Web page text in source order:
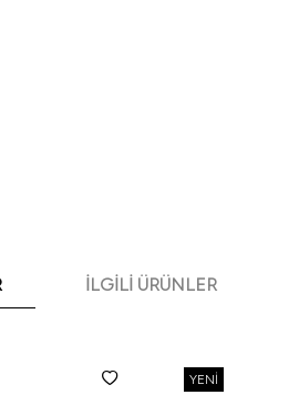
İLGILI ÜRÜNLER
YENI